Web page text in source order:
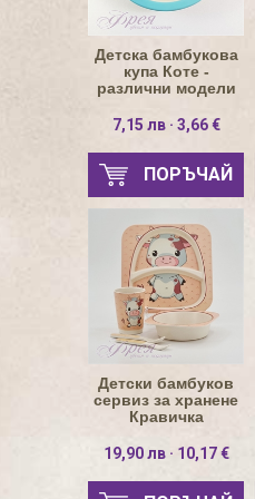
Детска бамбукова
купа Коте -
различни модели
7,15 лв · 3,66 €
ПОРЪЧАЙ
Детски бамбуков
сервиз за хранене
Кравичка
19,90 лв · 10,17 €